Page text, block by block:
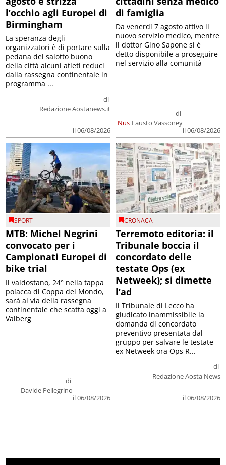
l’occhio agli Europei di
Birmingham
di
Redazione Aostanews.it
il 06/08/2026
La speranza degli
organizzatori è di portare sulla
pedana del salotto buono
della città alcuni atleti reduci
dalla rassegna continentale in
programma ...
di famiglia
Nus
di
Fausto Vassoney
il 06/08/2026
Da venerdì 7 agosto attivo il
nuovo servizio medico, mentre
il dottor Gino Sapone si è
detto disponibile a proseguire
nel servizio alla comunità
SPORT
MTB: Michel Negrini
convocato per i
Campionati Europei di
bike trial
di
Davide Pellegrino
il 06/08/2026
Il valdostano, 24° nella tappa
polacca di Coppa del Mondo,
sarà al via della rassegna
continentale che scatta oggi a
Valberg
CRONACA
Terremoto editoria: il
Tribunale boccia il
concordato delle
testate Ops (ex
Netweek); si dimette
l’ad
di
Redazione Aosta News
il 06/08/2026
Il Tribunale di Lecco ha
giudicato inammissibile la
domanda di concordato
preventivo presentata dal
gruppo per salvare le testate
ex Netweek ora Ops R...